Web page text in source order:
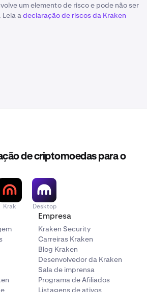
um elemento de risco e pode não ser
adeclaração de riscos da Kraken
de criptomoedas para o
Krak Desktop
Empresa
Kraken Security
Carreiras Kraken
Blog Kraken
Desenvolvedor da Kraken
Sala de imprensa
Programa de Afiliados
Listagens de ativos